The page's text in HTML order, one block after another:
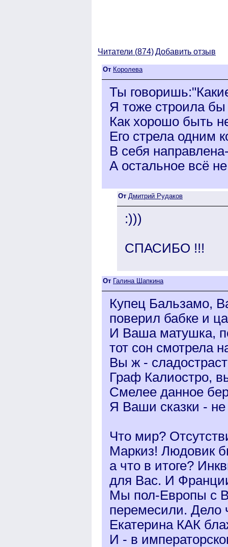
Читатели (874)Добавить отзыв
От Королева
Ты
Я тоже строила бы
Как хорошо быть
Его стрела одним
В себя
А остальное всё
От Дмитрий Рудаков
:)))
СПАСИБО !!!
От Галина Шапкина
Купец Бальзамо,
поверил бабке и
И Ваша матушка,
тот сон смотрела
Вы ж -
Граф Калиостро,
Смелее данное
Я Ваши сказки -
Что мир?
Маркиз! Людовик
а что в итоге?
для Вас. И
Мы пол-Европы с
перемесили. Дело
Екатерина КАК
И - в